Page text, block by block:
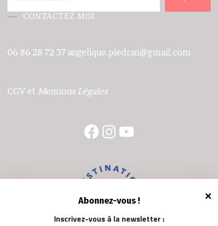
Abonnez-vous !
Inscrivez-vous à la newsletter :
CONTACTEZ MOI
06 86 28 72 37 angelique.pledran@gmail.com
CGV et Mentions Légales
Facebook
Instagram
YouTube